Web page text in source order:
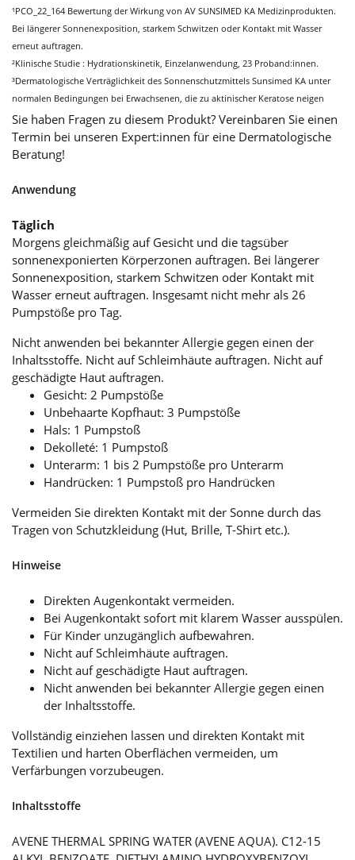
¹PCO_22_164 Bewertung der Wirkung von AV SUNSIMED KA Medizinprodukten.
Bei längerer Sonnenexposition, starkem Schwitzen oder Kontakt mit Wasser
erneut auftragen.
²Klinische Studie : Hydrationskinetik, Einzelanwendung, 23 Proband:innen.
³Dermatologische Verträglichkeit des Sonnenschutzmittels Sunsimed KA unter
normalen Bedingungen bei Erwachsenen, die zu aktinischer Keratose neigen
Sie haben Fragen zu diesem Produkt? Vereinbaren Sie einen
Termin bei unseren Expert:innen für eine Dermatologische
Beratung!
Anwendung
Täglich
Morgens gleichmäßig auf Gesicht und die tagsüber
sonnenexponierten Körperzonen auftragen. Bei längerer
Sonnenexposition, starkem Schwitzen oder Kontakt mit
Wasser erneut auftragen. Insgesamt nicht mehr als 26
Pumpstöße pro Tag.
Nicht anwenden bei bekannter Allergie gegen einen der
Inhaltsstoffe. Nicht auf Schleimhäute auftragen. Nicht auf
geschädigte Haut auftragen.
Gesicht: 2 Pumpstöße
Unbehaarte Kopfhaut: 3 Pumpstöße
Hals: 1 Pumpstoß
Dekolleté: 1 Pumpstoß
Unterarm: 1 bis 2 Pumpstöße pro Unterarm
Handrücken: 1 Pumpstoß pro Handrücken
Vermeiden Sie direkten Kontakt mit der Sonne durch das
Tragen von Schutzkleidung (Hut, Brille, T-Shirt etc.).
Hinweise
Direkten Augenkontakt vermeiden.
Bei Augenkontakt sofort mit klarem Wasser ausspülen.
Für Kinder unzugänglich aufbewahren.
Nicht auf Schleimhäute auftragen.
Nicht auf geschädigte Haut auftragen.
Nicht anwenden bei bekannter Allergie gegen einen
der Inhaltsstoffe.
Vollständig einziehen lassen und direkten Kontakt mit
Textilien und harten Oberflächen vermeiden, um
Verfärbungen vorzubeugen.
Inhaltsstoffe
AVENE THERMAL SPRING WATER (AVENE AQUA). C12-15